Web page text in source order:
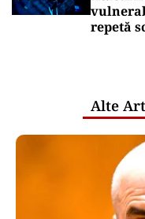
repetă
Alte